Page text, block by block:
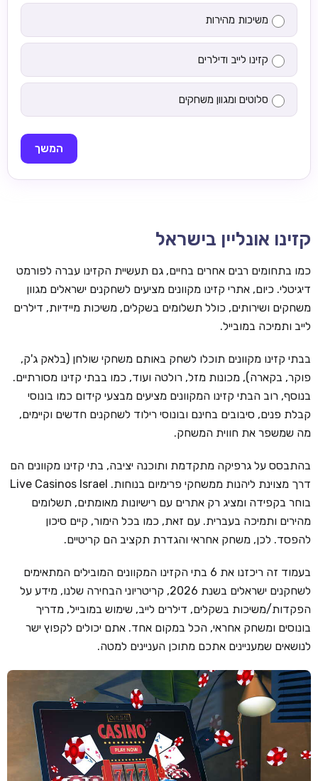
משיכות מהירות
קזינו לייב ודילרים
סלוטים ומגוון משחקים
המשך
קזינו אונליין בישראל
כמו בתחומים רבים אחרים בחיים, גם תעשיית הקזינו עברה לפורמט
דיגיטלי. כיום, אתרי קזינו מקוונים מציעים לשחקנים ישראלים מגוון
משחקים ושירותים, כולל תשלומים בשקלים, משיכות מיידיות, דילרים
לייב ותמיכה במובייל.
בבתי קזינו מקוונים תוכלו לשחק באותם משחקי שולחן (בלאק ג'ק,
פוקר, בקארה), מכונות מזל, רולטה ועוד, כמו בבתי קזינו מסורתיים.
בנוסף, רוב הבתי קזינו המקוונים מציעים מבצעי קידום כמו בונוסי
קבלת פנים, סיבובים בחינם ובונוסי רילוד לשחקנים חדשים וקיימים,
מה שמשפר את חווית המשחק.
בהתבסס על גרפיקה מתקדמת ותוכנה יציבה, בתי קזינו מקוונים הם
דרך מצוינת ליהנות ממשחקי פרימיום בנוחות. Live Casinos Israel
בוחר בקפידה ומציג רק אתרים עם רישיונות מאומתים, תשלומים
מהירים ותמיכה בעברית. עם זאת, כמו בכל הימור, קיים סיכון
להפסד. לכן, משחק אחראי והגדרת תקציב הם קריטיים.
בעמוד זה ריכזנו את 6 בתי הקזינו המקוונים המובילים המתאימים
לשחקנים ישראלים בשנת 2026, קריטריוני הבחירה שלנו, מידע על
הפקדות/משיכות בשקלים, דילרים לייב, שימוש במובייל, מדריך
בונוסים ומשחק אחראי, הכל במקום אחד. אתם יכולים לקפוץ ישר
לנושאים שמעניינים אתכם מתוכן העניינים למטה.